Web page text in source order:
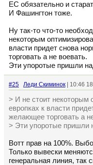
ЕС обязательно и
И Фашингтон тоже.
Ну так-то что-то
некоторым
власти придет снова
торговать а не воевать.
Эти упоротые пришли
#25 Леди Скиминок | 10:46
> И не стоит некоторым
европках к власти
желающее торговать а
> Эти упоротые пришли
Вотт прав на 100%.
Только вывески
генеральная линия, так